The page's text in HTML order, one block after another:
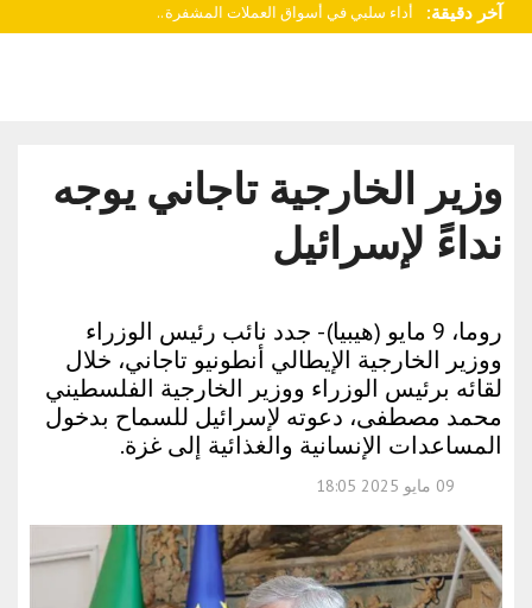
آخر دقيقة: أداء سلبي في أسواق العملات المشفرة.. بين
وزير الخارجية تاجاني يوجه
نداءً لإسرائيل
روما، 9 مايو (هيبيا) - جدد نائب رئيس الوزراء
ووزير الخارجية الإيطالي أنطونيو تاجاني، خلال
لقائه برئيس الوزراء ووزير الخارجية الفلسطيني
محمد مصطفى، دعوته لإسرائيل للسماح بدخول
المساعدات الإنسانية والغذائية إلى غزة.
09 مايو 2025 18:05